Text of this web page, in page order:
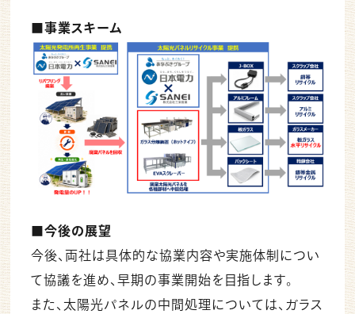
■事業スキーム
■今後の展望
今後、両社は具体的な協業内容や実施体制につい
て協議を進め、早期の事業開始を目指します。
また、太陽光パネルの中間処理については、ガラス